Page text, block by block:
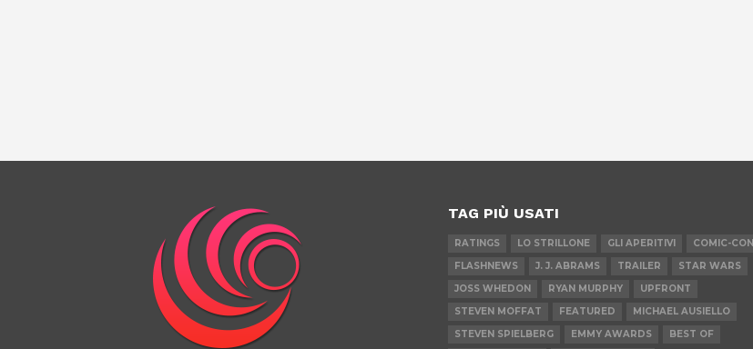
TAG PIÙ USATI
RATINGS LO STRILLONE GLI APERITIVI
COMIC-CON
FLASHNEWS
J. J. ABRAMS TRAILER
STAR WARS
JOSS WHEDON
RYAN MURPHY
UPFRONT
STEVEN MOFFAT
FEATURED
MICHAEL AUSIELLO
STEVEN SPIELBERG
EMMY AWARDS BEST OF